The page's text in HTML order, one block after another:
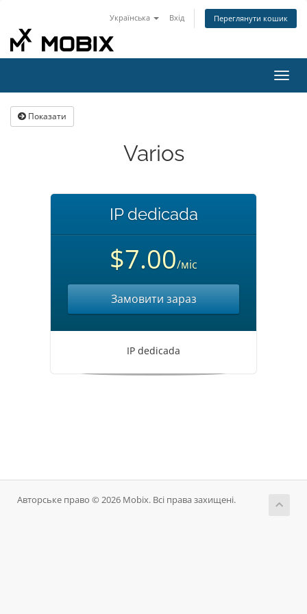
Українська Вхід Переглянути кошик
Показати
Varios
IP dedicada
$7.00/міс
Замовити зараз
IP dedicada
Авторське право © 2026 Mobix. Всі права захищені.